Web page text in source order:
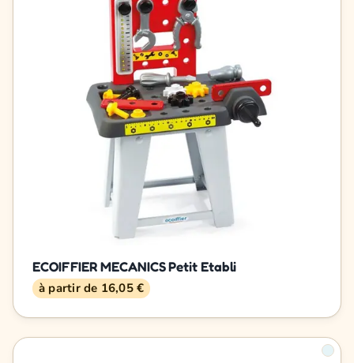
ECOIFFIER MECANICS Petit Etabli
à partir de 16,05 €